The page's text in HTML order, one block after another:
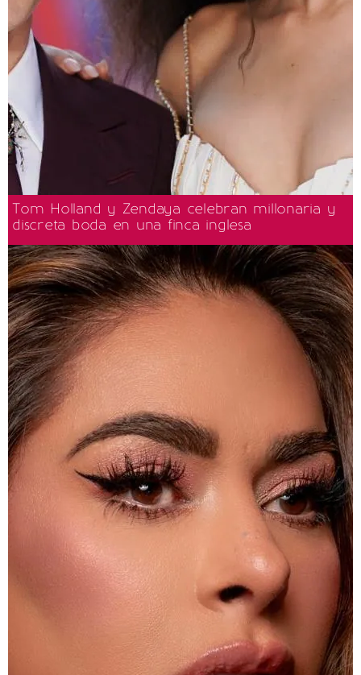
Tom Holland y Zendaya celebran millonaria y
discreta boda en una finca inglesa